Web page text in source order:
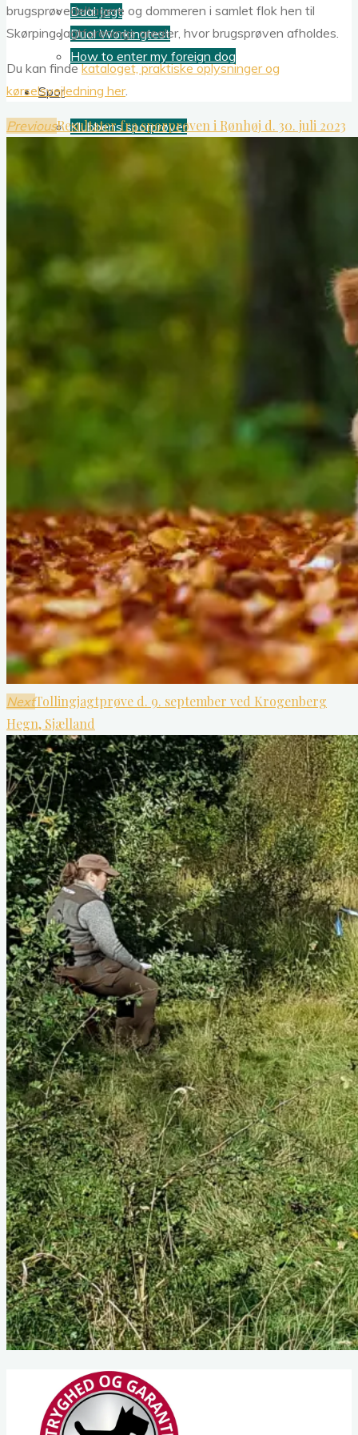
Dual Jagt
Dual Workingtest
How to enter my foreign dog
Spor
Klubbens sporprøver
brugsprøvedeltagere og dommeren i samlet flok hen til
Skørping Jagtforenings arealer, hvor brugsprøven afholdes.
Du kan findekataloget, praktiske oplysninger og
kørselsvejledning her.
PreviousResultater fra sporprøven i Rønhøj d. 30. juli 2023
NextTollingjagtprøve d. 9. september ved Krogenberg
Hegn, Sjælland